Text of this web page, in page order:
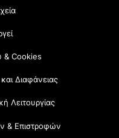
& Cookies
Διαφάνειας
Λειτουργίας
& Επιστροφών